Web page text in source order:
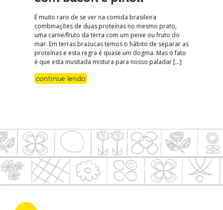
É muito raro de se ver na comida brasileira
combinações de duas proteínas no mesmo prato,
uma carne/fruto da terra com um peixe ou fruto do
mar. Em terras brazucas temos o hábito de separar as
proteínas e esta regra é quase um dogma. Mas o fato
é que esta inusitada mistura para nosso paladar […]
continue lendo